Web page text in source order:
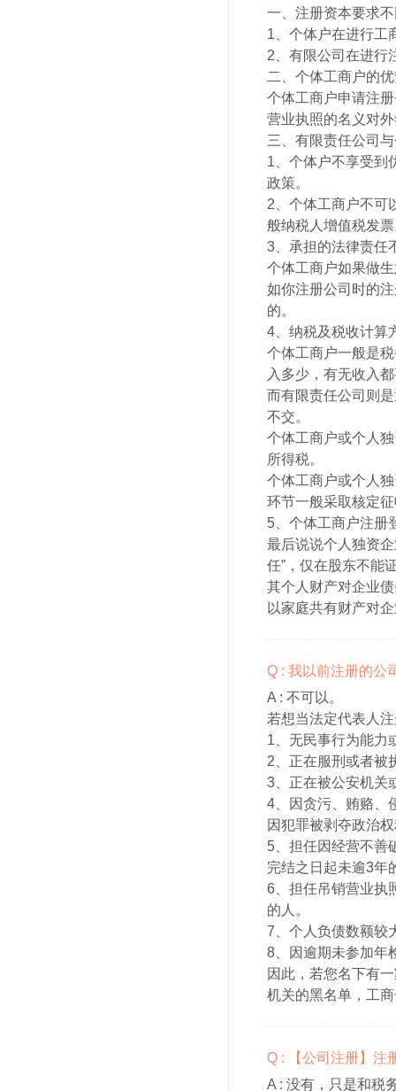
一、注册资本要求
1、个体户在进行工
2、有限公司在进行
二、个体工商户的
个体工商户申请注
营业执照的名义对
三、有限责任公司
1、个体户不享受到
政策。
2、个体工商户不可
般纳税人增值税发
3、承担的法律责任
个体工商户如果做
如你注册公司时的
的。
4、纳税及税收计算
个体工商户一般是
入多少，有无收入
而有限责任公司则
不交。
个体工商户或个人
所得税。
个体工商户或个人
环节一般采取核定
5、个体工商户注册
最后说说个人独资
任”，仅在股东不能
其个人财产对企业
以家庭共有财产对
Q : 我以前注册的公
A : 不可以。
若想当法定代表人
1、无民事行为能力
2、正在服刑或者被
3、正在被公安机关
4、因贪污、贿赂、
因犯罪被剥夺政治
5、担任因经营不善
完结之日起未逾3年
6、担任吊销营业执
的人。
7、个人负债数额较
8、因逾期未参加年
因此，若您名下有
机关的黑名单，工
Q : 【公司注册】注
A : 没有，只是和税